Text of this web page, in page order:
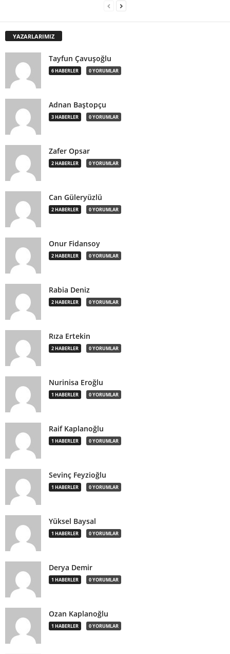
YAZARLARIMIZ
Tayfun Çavuşoğlu
6 HABERLER 0 YORUMLAR
Adnan Baştopçu
3 HABERLER 0 YORUMLAR
Zafer Opsar
2 HABERLER 0 YORUMLAR
Can Güleryüzlü
2 HABERLER 0 YORUMLAR
Onur Fidansoy
2 HABERLER 0 YORUMLAR
Rabia Deniz
2 HABERLER 0 YORUMLAR
Rıza Ertekin
2 HABERLER 0 YORUMLAR
Nurinisa Eroğlu
1 HABERLER 0 YORUMLAR
Raif Kaplanoğlu
1 HABERLER 0 YORUMLAR
Sevinç Feyzioğlu
1 HABERLER 0 YORUMLAR
Yüksel Baysal
1 HABERLER 0 YORUMLAR
Derya Demir
1 HABERLER 0 YORUMLAR
Ozan Kaplanoğlu
1 HABERLER 0 YORUMLAR